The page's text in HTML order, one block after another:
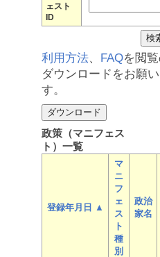
ェスト
ID
利用方法、 FAQを閲
ダウンロードをお願い
す。
政策（マニフェス
ト）一覧
登録年月日 ▲
マ
ニ
フ
ェ
ス
ト
種
別
政治
家名